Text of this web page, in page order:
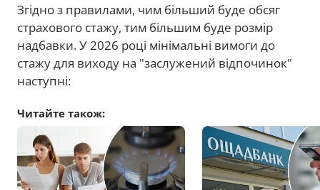
Згідно з правилами, чим більший буде обсяг
страхового стажу, тим більшим буде розмір
надбавки. У 2026 році мінімальні вимоги до
стажу для виходу на "заслужений відпочинок"
наступні:
Читайте також: